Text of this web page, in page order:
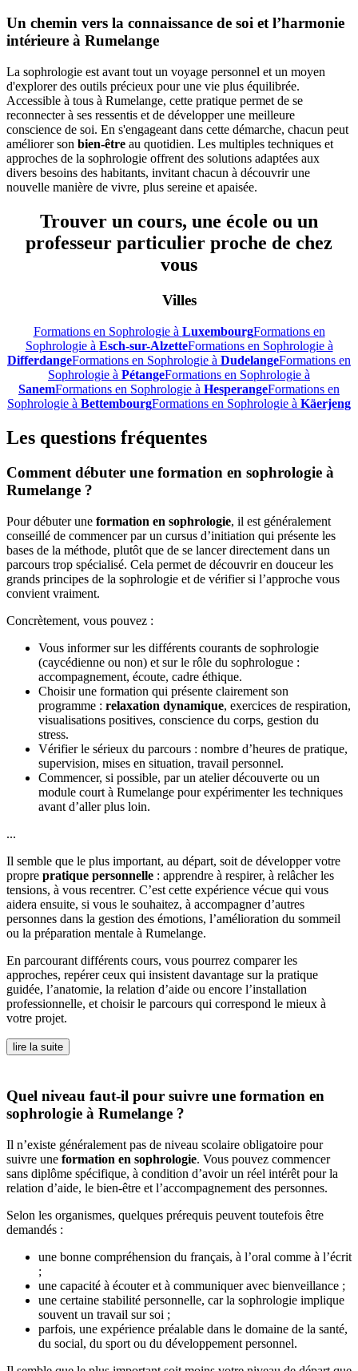
Un chemin vers la connaissance de soi et l’harmonie
intérieure à Rumelange
La sophrologie est avant tout un voyage personnel et un moyen
d'explorer des outils précieux pour une vie plus équilibrée.
Accessible à tous à Rumelange, cette pratique permet de se
reconnecter à ses ressentis et de développer une meilleure
conscience de soi. En s'engageant dans cette démarche, chacun peut
améliorer son bien-être au quotidien. Les multiples techniques et
approches de la sophrologie offrent des solutions adaptées aux
divers besoins des habitants, invitant chacun à découvrir une
nouvelle manière de vivre, plus sereine et apaisée.
Trouver un cours, une école ou un
professeur particulier proche de chez
vous
Villes
Formations en Sophrologie à LuxembourgFormations en
Sophrologie à Esch-sur-AlzetteFormations en Sophrologie à
DifferdangeFormations en Sophrologie à DudelangeFormations en
Sophrologie à PétangeFormations en Sophrologie à
SanemFormations en Sophrologie à HesperangeFormations en
Sophrologie à BettembourgFormations en Sophrologie à Käerjeng
Les questions fréquentes
Comment débuter une formation en sophrologie à
Rumelange ?
Pour débuter une formation en sophrologie, il est généralement
conseillé de commencer par un cursus d’initiation qui présente les
bases de la méthode, plutôt que de se lancer directement dans un
parcours trop spécialisé. Cela permet de découvrir en douceur les
grands principes de la sophrologie et de vérifier si l’approche vous
convient vraiment.
Concrètement, vous pouvez :
Vous informer sur les différents courants de sophrologie
(caycédienne ou non) et sur le rôle du sophrologue :
accompagnement, écoute, cadre éthique.
Choisir une formation qui présente clairement son
programme : relaxation dynamique, exercices de respiration,
visualisations positives, conscience du corps, gestion du
stress.
Vérifier le sérieux du parcours : nombre d’heures de pratique,
supervision, mises en situation, travail personnel.
Commencer, si possible, par un atelier découverte ou un
module court à Rumelange pour expérimenter les techniques
avant d’aller plus loin.
...
Il semble que le plus important, au départ, soit de développer votre
propre pratique personnelle : apprendre à respirer, à relâcher les
tensions, à vous recentrer. C’est cette expérience vécue qui vous
aidera ensuite, si vous le souhaitez, à accompagner d’autres
personnes dans la gestion des émotions, l’amélioration du sommeil
ou la préparation mentale à Rumelange.
En parcourant différents cours, vous pourrez comparer les
approches, repérer ceux qui insistent davantage sur la pratique
guidée, l’anatomie, la relation d’aide ou encore l’installation
professionnelle, et choisir le parcours qui correspond le mieux à
votre projet.
lire la suite
Quel niveau faut-il pour suivre une formation en
sophrologie à Rumelange ?
Il n’existe généralement pas de niveau scolaire obligatoire pour
suivre une formation en sophrologie. Vous pouvez commencer
sans diplôme spécifique, à condition d’avoir un réel intérêt pour la
relation d’aide, le bien-être et l’accompagnement des personnes.
Selon les organismes, quelques prérequis peuvent toutefois être
demandés :
une bonne compréhension du français, à l’oral comme à l’écrit
;
une capacité à écouter et à communiquer avec bienveillance ;
une certaine stabilité personnelle, car la sophrologie implique
souvent un travail sur soi ;
parfois, une expérience préalable dans le domaine de la santé,
du social, du sport ou du développement personnel.